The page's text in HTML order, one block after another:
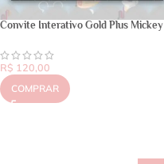
Convite Interativo Gold Plus Mickey
R$ 120,00
COMPRAR